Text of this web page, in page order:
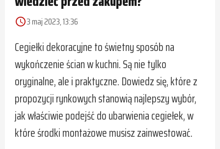
access_time3 maj 2023, 13:36
Cegiełki dekoracyjne to świetny sposób na
wykończenie ścian w kuchni. Są nie tylko
oryginalne, ale i praktyczne. Dowiedz się, które z
propozycji rynkowych stanowią najlepszy wybór,
jak właściwie podejść do ubarwienia cegiełek, w
które środki montażowe musisz zainwestować.